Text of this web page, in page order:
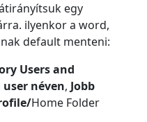
egy
ilyenkor a word,
default menteni:
Users and
user néven, Jobb
/Home Folder